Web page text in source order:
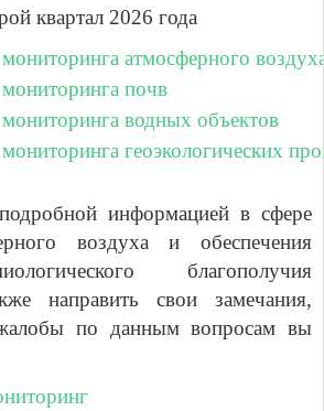
квартал 2026 года
мониторинга атмосферного
мониторинга почв
мониторинга водных объектов
мониторинга геоэкологических
информацией в сфере
воздуха и обеспечения
благополучия
направить свои замечания,
по данным вопросам вы